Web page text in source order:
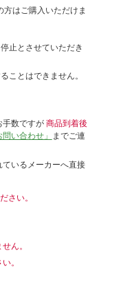
はご購入いただけま
止とさせていただき
ことはできません。
手数ですが 商品到着後
い合わせ」 までご連
いるメーカーへ直接
さい。
ん。
。